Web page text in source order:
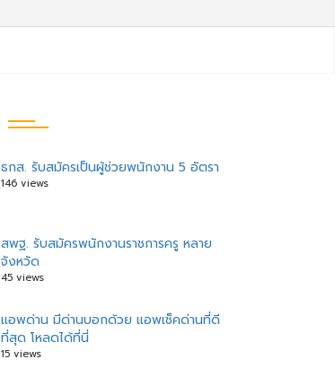
ธกส. รับสมัครเป็นผู้ช่วยพนักงาน 5 อัตรา
146 views
สพฐ. รับสมัครพนักงานราชการครู หลาย
จังหวัด
45 views
แอพด่าน มีด่านบอกด้วย แอพเช็คด่านที่ดี
ที่สุด โหลดได้ที่นี่
15 views